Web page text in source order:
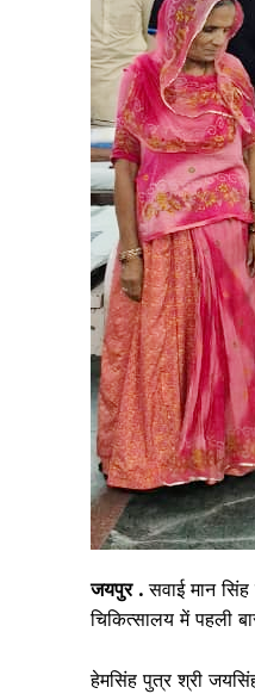
जयपुर .सवाई मान
चिकित्सालय में पहली
हेमसिंह पुत्र श्री